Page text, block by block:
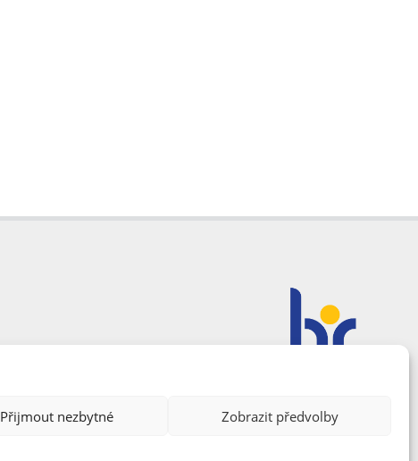
Přijmout nezbytné Zobrazit předvolby